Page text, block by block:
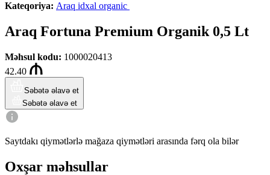
Kateqoriya: Araq idxal organic
Araq Fortuna Premium Organik 0,5 Lt
Məhsul kodu: 1000020413
42.40
Səbətə əlavə et
Səbətə əlavə et
Saytdakı qiymətlərlə mağaza qiymətləri arasında fərq ola bilər
Oxşar məhsullar